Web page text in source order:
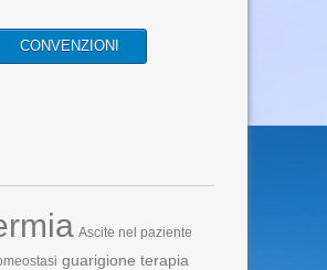
CONVENZIONI
Ascite nel paziente
guarigione terapia